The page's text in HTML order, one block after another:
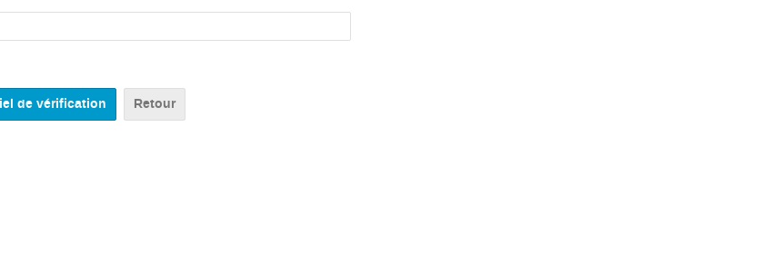
Retour